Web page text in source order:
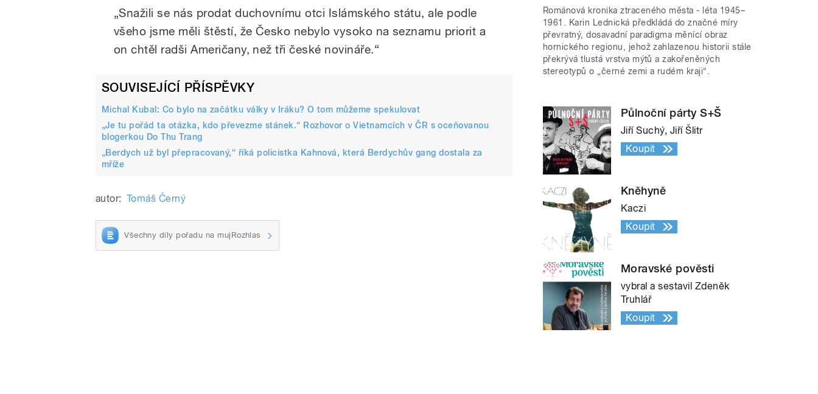
„Snažili se nás prodat duchovnímu otci Islámského státu, ale podle
všeho jsme měli štěstí, že Česko nebylo vysoko na seznamu priorit a
on chtěl radši Američany, než tři české novináře.“
SOUVISEJÍCÍ PŘÍSPĚVKY
Michal Kubal: Co bylo na začátku války v Iráku? O tom můžeme spekulovat
„Je tu pořád ta otázka, kdo převezme stánek.“ Rozhovor o Vietnamcích v ČR s oceňovanou
blogerkou Do Thu Trang
„Berdych už byl přepracovaný,“ říká policistka Kahnová, která Berdychův gang dostala za
mříže
autor: Tomáš Černý
Všechny díly pořadu na mujRozhlas
Románová kronika ztraceného města - léta 1945–
1961. Karin Lednická předkládá do značné míry
převratný, dosavadní paradigma měnící obraz
hornického regionu, jehož zahlazenou historii stále
překrývá tlustá vrstva mýtů a zakořeněných
stereotypů o „černé zemi a rudém kraji“.
Půlnoční párty S+Š
Jiří Suchý, Jiří Šlitr
Koupit
Kněhyně
Kaczi
Koupit
Moravské pověsti
vybral a sestavil Zdeněk
Truhlář
Koupit